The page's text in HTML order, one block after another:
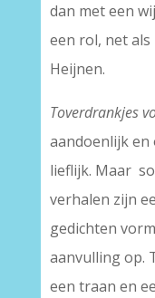
dan met een
een rol, net
Heijnen.
Toverdrankjes
aandoenlijk en
lieflijk. Maar
verhalen zijn
gedichten
aanvulling op.
een traan en